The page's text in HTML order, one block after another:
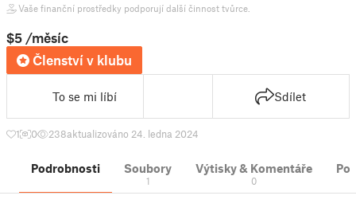
Vaše finanční prostředky podporují další činnost tvůrce.
$5 /měsíc
Členství v klubu
To se mi líbí Sdílet
1 0 238aktualizováno 24. ledna 2024
Podrobnosti Soubory
1
Výtisky & Komentáře
0